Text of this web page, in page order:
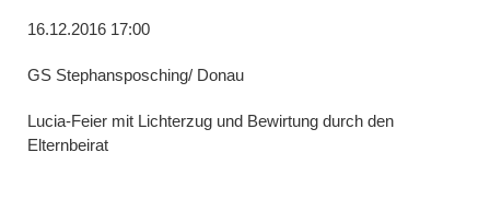
16.12.2016 17:00
GS Stephansposching/ Donau
Lucia-Feier mit Lichterzug und Bewirtung durch den
Elternbeirat